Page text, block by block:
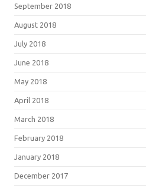
September 2018
August 2018
July 2018
June 2018
May 2018
April 2018
March 2018
February 2018
January 2018
December 2017